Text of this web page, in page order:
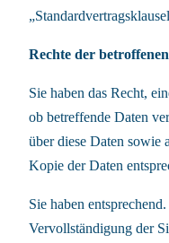
Rechte der
Sie haben das Recht,
ob betreffende Daten
über diese Daten sowie
Kopie der Daten
Sie haben
Vervollständigung der